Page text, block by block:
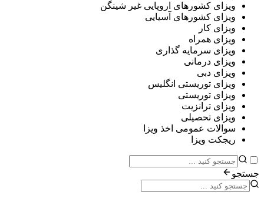
کشورهای اروپایی غیر شینگن
کشورهای آسیایی
کار
همراه
سرمایه گذاری
درمانی
دبی
توریستی انگلیس
توریستی
ترانزیت
تحصیلی
عمومی اخذ ویزا
ویزا